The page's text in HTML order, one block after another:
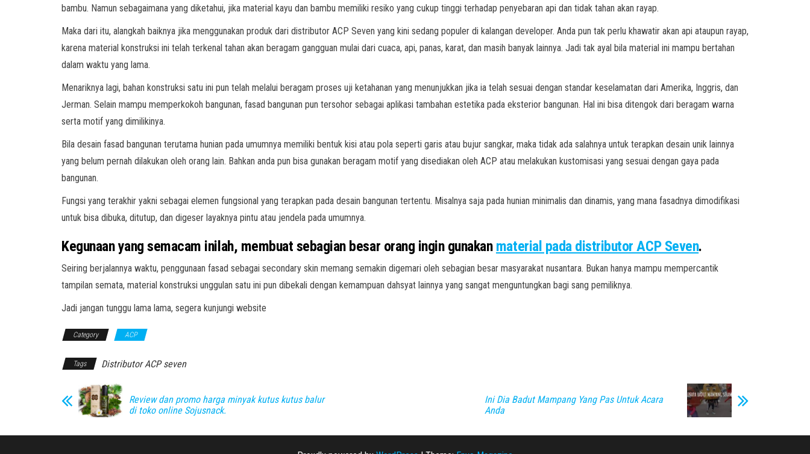
bambu. Namun sebagaimana yang diketahui, jika material kayu dan bambu memiliki resiko yang cukup tinggi terhadap penyebaran api dan tidak tahan akan rayap.
Maka dari itu, alangkah baiknya jika menggunakan produk dari distributor ACP Seven yang kini sedang populer di kalangan developer. Anda pun tak perlu khawatir akan api ataupun rayap,
karena material konstruksi ini telah terkenal tahan akan beragam gangguan mulai dari cuaca, api, panas, karat, dan masih banyak lainnya. Jadi tak ayal bila material ini mampu bertahan
dalam waktu yang lama.
Menariknya lagi, bahan konstruksi satu ini pun telah melalui beragam proses uji ketahanan yang menunjukkan jika ia telah sesuai dengan standar keselamatan dari Amerika, Inggris, dan
Jerman. Selain mampu memperkokoh bangunan, fasad bangunan pun tersohor sebagai aplikasi tambahan estetika pada eksterior bangunan. Hal ini bisa ditengok dari beragam warna
serta motif yang dimilikinya.
Bila desain fasad bangunan terutama hunian pada umumnya memiliki bentuk kisi atau pola seperti garis atau bujur sangkar, maka tidak ada salahnya untuk terapkan desain unik lainnya
yang belum pernah dilakukan oleh orang lain. Bahkan anda pun bisa gunakan beragam motif yang disediakan oleh ACP atau melakukan kustomisasi yang sesuai dengan gaya pada
bangunan.
Fungsi yang terakhir yakni sebagai elemen fungsional yang terapkan pada desain bangunan tertentu. Misalnya saja pada hunian minimalis dan dinamis, yang mana fasadnya dimodifikasi
untuk bisa dibuka, ditutup, dan digeser layaknya pintu atau jendela pada umumnya.
Kegunaan yang semacam inilah, membuat sebagian besar orang ingin gunakan material pada distributor ACP Seven.
Seiring berjalannya waktu, penggunaan fasad sebagai secondary skin memang semakin digemari oleh sebagian besar masyarakat nusantara. Bukan hanya mampu mempercantik
tampilan semata, material konstruksi unggulan satu ini pun dibekali dengan kemampuan dahsyat lainnya yang sangat menguntungkan bagi sang pemiliknya.
Jadi jangan tunggu lama lama, segera kunjungi website
Category ACP
Tags Distributor ACP seven
Review dan promo harga minyak kutus kutus balur
di toko online Sojusnack.
Ini Dia Badut Mampang Yang Pas Untuk Acara
Anda